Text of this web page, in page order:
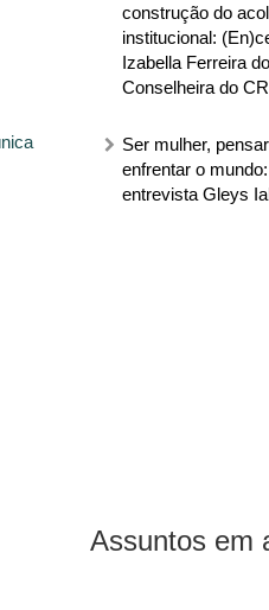
construção do
institucional:
Izabella Ferreira
Conselheira do
Ser mulher,
enfrentar o
entrevista Gleys
Assuntos em